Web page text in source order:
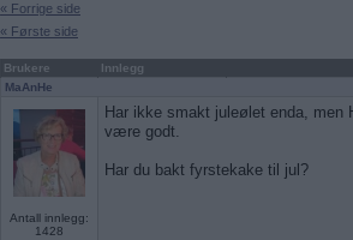
« Forrige side
« Første side
Brukere
Innlegg
MaAnHe
Antall innlegg:
1428
Har ikke smakt juleølet enda, men
være godt.
Har du bakt fyrstekake til jul?